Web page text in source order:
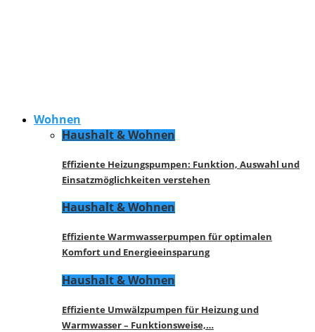
Wohnen
Haushalt & Wohnen
Effiziente Heizungspumpen: Funktion, Auswahl und
Einsatzmöglichkeiten verstehen
Haushalt & Wohnen
Effiziente Warmwasserpumpen für optimalen
Komfort und Energieeinsparung
Haushalt & Wohnen
Effiziente Umwälzpumpen für Heizung und
Warmwasser – Funktionsweise,…